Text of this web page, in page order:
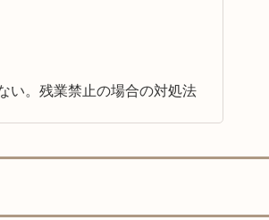
い。残業禁止の場合の対処法